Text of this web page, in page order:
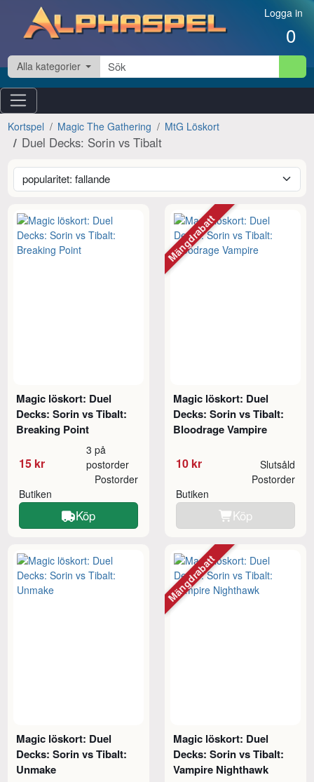
Hoppa till innehåll Logga in
0
Alla kategorier
Kortspel Magic The Gathering MtG Löskort
Duel Decks: Sorin vs Tibalt
Magic löskort: Duel
Decks: Sorin vs Tibalt:
Breaking Point
15 kr
3 på
postorder
Butiken
Postorder
Köp
Magic löskort: Duel
Decks: Sorin vs Tibalt:
Bloodrage Vampire
10 kr Slutsåld
Butiken
Postorder
Köp
Mängdrabatt
Magic löskort: Duel
Decks: Sorin vs Tibalt:
Unmake
Magic löskort: Duel
Decks: Sorin vs Tibalt:
Vampire Nighthawk
Mängdrabatt